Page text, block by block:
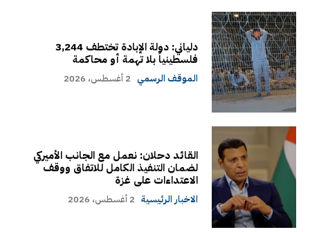
دلياني: دولة الإبادة تختطف 3,244
فلسطينياً بلا تهمة أو محاكمة
الموقف الرسمي 2 أغسطس، 2026
القائد دحلان: نعمل مع الجانب الأميركي
لضمان التنفيذ الكامل للاتفاق ووقف
الاعتداءات على غزة
الاخبار الرئيسية 2 أغسطس، 2026